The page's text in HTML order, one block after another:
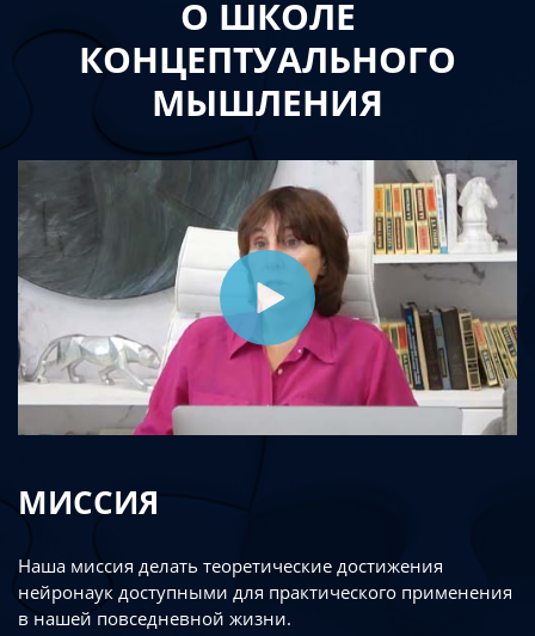
О ШКОЛЕ
КОНЦЕПТУАЛЬНОГО
МЫШЛЕНИЯ
МИССИЯ
Наша миссия делать теоретические достижения
нейронаук доступными для практического применения
в нашей повседневной жизни.